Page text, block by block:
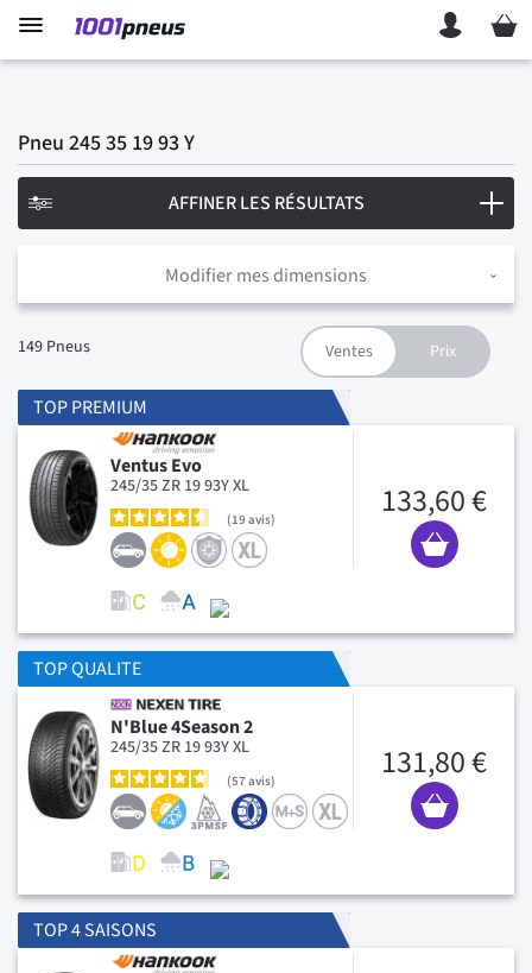
Mon
Pneu 245 35 19 93 Y
Modifier mes dimensions
149 Pneus
TOP PREMIUM
Ventus Evo
245/35 ZR 19 93Y XL
19 avis 133,60 €
TOP QUALITE
N'Blue 4Season 2
245/35 ZR 19 93Y XL
57 avis 131,80 €
TOP 4 SAISONS
AFFINER LES RÉSULTATS